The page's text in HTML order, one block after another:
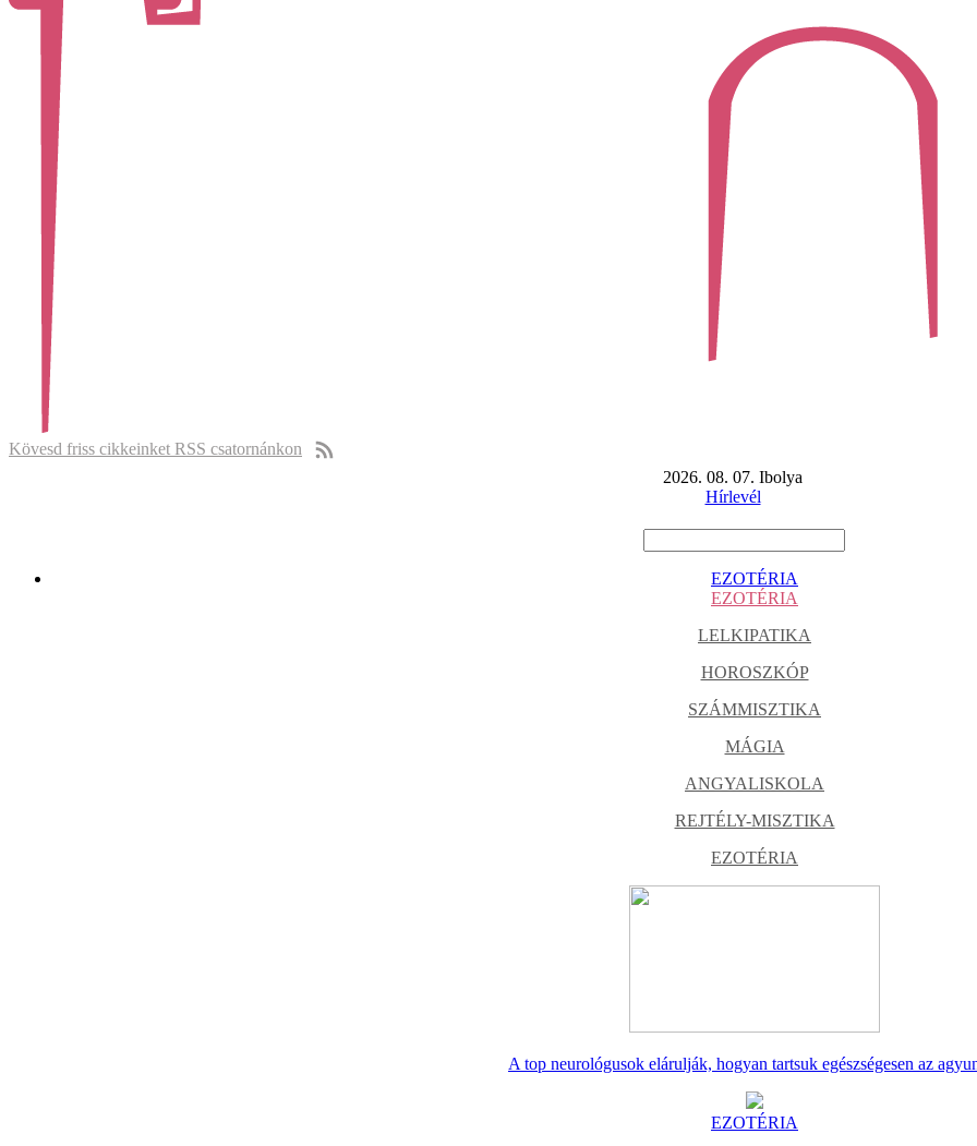
Kövesd friss cikkeinket RSS csatornánkon
2026. 08. 07. Ibolya
Hírlevél
EZOTÉRIA
EZOTÉRIA
LELKIPATIKA
HOROSZKÓP
SZÁMMISZTIKA
MÁGIA
ANGYALISKOLA
REJTÉLY-MISZTIKA
EZOTÉRIA
A top neurológusok elárulják, hogyan tartsuk egészségesen az
EZOTÉRIA